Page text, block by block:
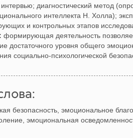
интервью; диагностический метод
интеллекта Н. Холла);
и контрольных этапов
формирующая деятельность
достаточного уровня общего
социально-психологической
безопасность, эмоциональное
эмоциональная